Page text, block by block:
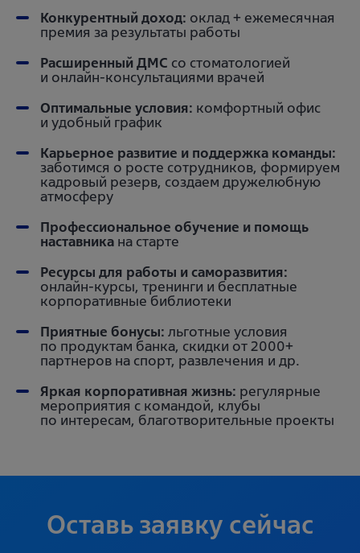
Конкурентный доход: оклад + ежемесячная
премия за результаты работы
Расширенный ДМС со стоматологией
и онлайн-консультациями врачей
Оптимальные условия: комфортный офис
и удобный график
Карьерное развитие и поддержка команды:
заботимся о росте сотрудников, формируем
кадровый резерв, создаем дружелюбную
атмосферу
Профессиональное обучение и помощь
наставника на старте
Ресурсы для работы и саморазвития:
онлайн-курсы, тренинги и бесплатные
корпоративные библиотеки
Приятные бонусы: льготные условия
по продуктам банка, скидки от 2000+
партнеров на спорт, развлечения и др.
Яркая корпоративная жизнь: регулярные
мероприятия с командой, клубы
по интересам, благотворительные проекты
Оставь заявку сейчас